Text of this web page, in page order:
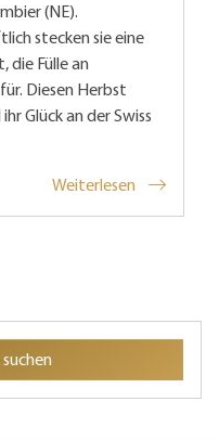
(NE).
stecken sie eine
die Fülle an
Diesen Herbst
Glück an der Swiss
Weiterlesen